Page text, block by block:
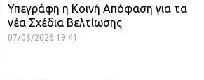
Υπεγράφη η Κοινή Απόφαση για τα
νέα Σχέδια Βελτίωσης
07/08/2026 19:41